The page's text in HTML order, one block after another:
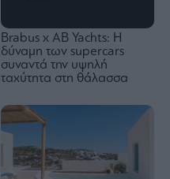
Brabus x AB Yachts: Η
δύναμη των supercars
συναντά την υψηλή
ταχύτητα στη θάλασσα